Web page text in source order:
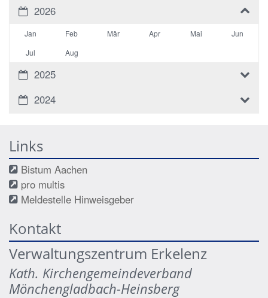
2026
Jan Feb Mär Apr Mai
Jun
Jul
Aug
2025
2024
Links
Bistum Aachen
pro multis
Meldestelle Hinweisgeber
Kontakt
Verwaltungszentrum Erkelenz
Kath. Kirchengemeindeverband
Mönchengladbach-Heinsberg